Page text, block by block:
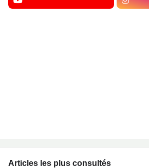
Articles les plus consultés